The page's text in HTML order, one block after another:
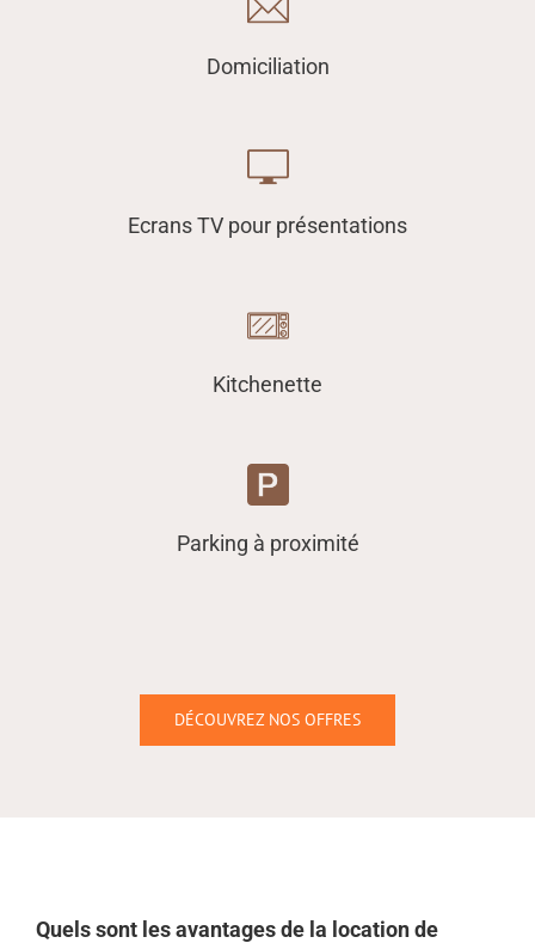
Domiciliation
Ecrans TV pour présentations
Kitchenette
Parking à proximité
DÉCOUVREZ NOS OFFRES
Quels sont les avantages de la location de